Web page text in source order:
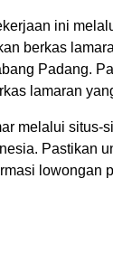
ini
berkas
Padang.
lamaran
melalui situs-
Pastikan
lowongan